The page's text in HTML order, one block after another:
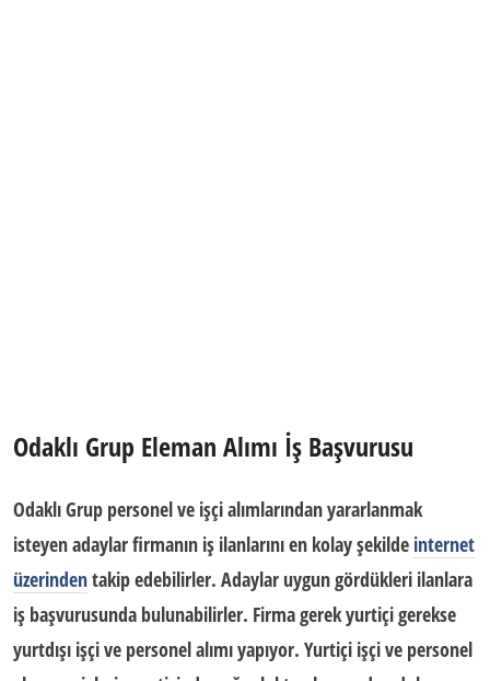
Odaklı Grup Eleman Alımı İş Başvurusu
Odaklı Grup personel ve işçi alımlarından yararlanmak
isteyen adaylar firmanın iş ilanlarını en kolay şekilde internet
üzerindentakip edebilirler. Adaylar uygun gördükleri ilanlara
iş başvurusunda bulunabilirler. Firma gerek yurtiçi gerekse
yurtdışı işçi ve personel alımı yapıyor. Yurtiçi işçi ve personel